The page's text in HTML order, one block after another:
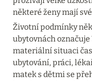
některé ženy mají
Životní podmínky
ubytovnách označuje
materiální situaci
ubytování, práci,
matek s dětmi se